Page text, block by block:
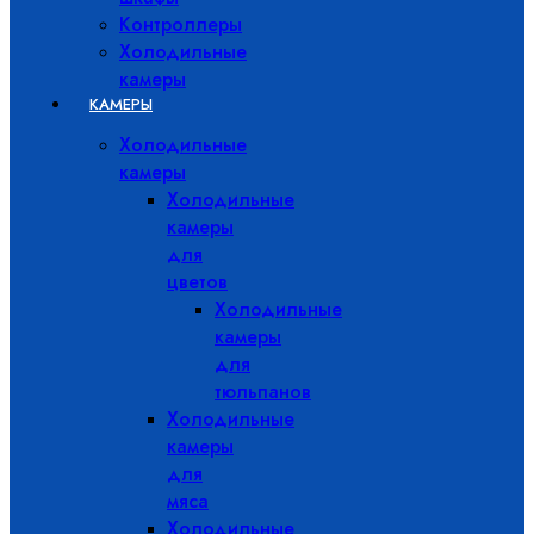
Контроллеры
Холодильные
камеры
КАМЕРЫ
Холодильные
камеры
Холодильные
камеры
для
цветов
Холодильные
камеры
для
тюльпанов
Холодильные
камеры
для
мяса